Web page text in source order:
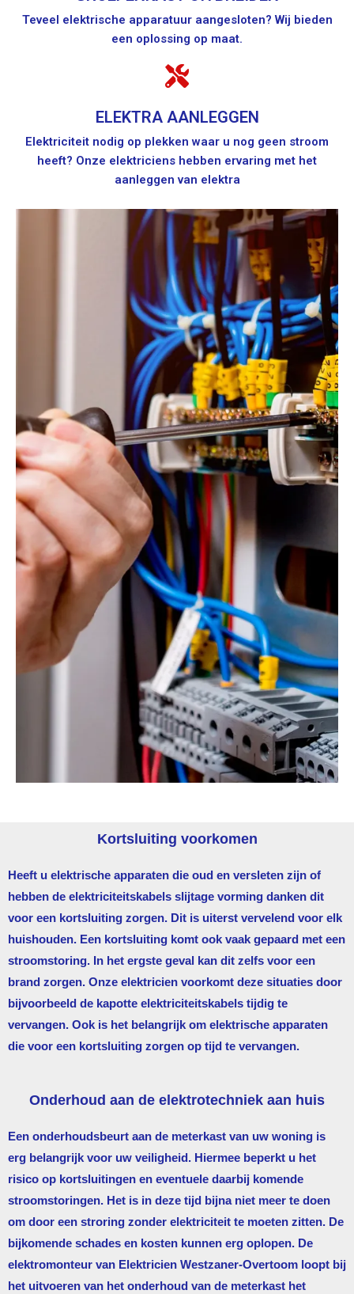
Teveel elektrische apparatuur aangesloten? Wij bieden
een oplossing op maat.
ELEKTRA AANLEGGEN
Elektriciteit nodig op plekken waar u nog geen stroom
heeft? Onze elektriciens hebben ervaring met het
aanleggen van elektra
Kortsluiting voorkomen
Heeft u elektrische apparaten die oud en versleten zijn of
hebben de elektriciteitskabels slijtage vorming danken dit
voor een kortsluiting zorgen. Dit is uiterst vervelend voor elk
huishouden. Een kortsluiting komt ook vaak gepaard met een
stroomstoring. In het ergste geval kan dit zelfs voor een
brand zorgen. Onze elektricien voorkomt deze situaties door
bijvoorbeeld de kapotte elektriciteitskabels tijdig te
vervangen. Ook is het belangrijk om elektrische apparaten
die voor een kortsluiting zorgen op tijd te vervangen.
Onderhoud aan de elektrotechniek aan huis
Een onderhoudsbeurt aan de meterkast van uw woning is
erg belangrijk voor uw veiligheid. Hiermee beperkt u het
risico op kortsluitingen en eventuele daarbij komende
stroomstoringen. Het is in deze tijd bijna niet meer te doen
om door een stroring zonder elektriciteit te moeten zitten. De
bijkomende schades en kosten kunnen erg oplopen. De
elektromonteur van Elektricien Westzaner-Overtoom loopt bij
het uitvoeren van het onderhoud van de meterkast het